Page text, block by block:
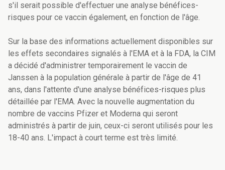
s'il serait possible d'effectuer une analyse bénéfices-
risques pour ce vaccin également, en fonction de l'âge.
Sur la base des informations actuellement disponibles sur
les effets secondaires signalés à l'EMA et à la FDA, la CIM
a décidé d'administrer temporairement le vaccin de
Janssen à la population générale à partir de l'âge de 41
ans, dans l'attente d'une analyse bénéfices-risques plus
détaillée par l'EMA. Avec la nouvelle augmentation du
nombre de vaccins Pfizer et Moderna qui seront
administrés à partir de juin, ceux-ci seront utilisés pour les
18-40 ans. L'impact à court terme est très limité.